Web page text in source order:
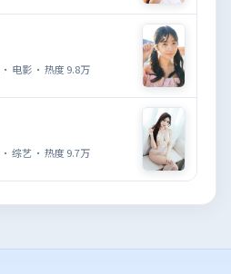
· 电影 · 热度9.8万
· 综艺 · 热度9.7万